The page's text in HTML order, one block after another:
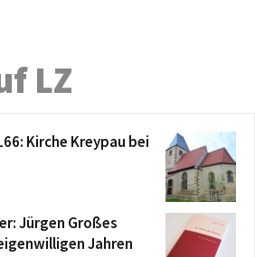
LZ
Kirche Kreypau bei
Jürgen Großes
Jahren